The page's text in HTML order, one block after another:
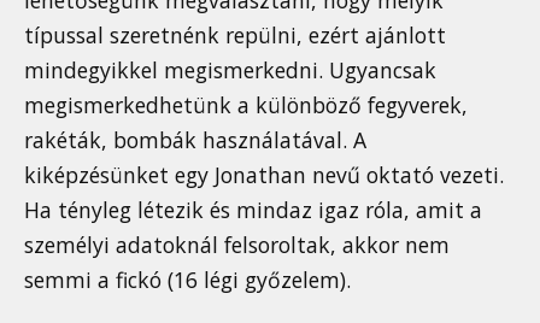
típussal szeretnénk repülni, ezért ajánlott
mindegyikkel megismerkedni. Ugyancsak
megismerkedhetünk a különböző fegyverek,
rakéták, bombák használatával. A
kiképzésünket egy Jonathan nevű oktató vezeti.
Ha tényleg létezik és mindaz igaz róla, amit a
személyi adatoknál felsoroltak, akkor nem
semmi a fickó (16 légi győzelem).